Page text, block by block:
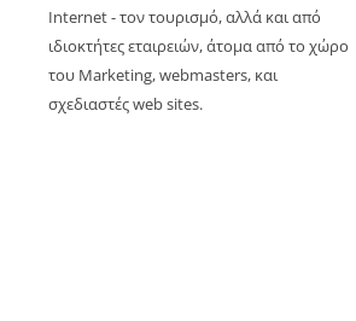
Internet - τον τουρισμό, αλλά και από
ιδιοκτήτες εταιρειών, άτομα από το χώρο
του Marketing, webmasters, και
σχεδιαστές web sites.